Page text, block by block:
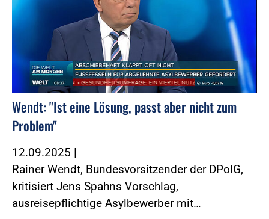
Wendt: "Ist eine Lösung, passt aber nicht zum
Problem"
12.09.2025 |
Rainer Wendt, Bundesvorsitzender der DPolG,
kritisiert Jens Spahns Vorschlag,
ausreisepflichtige Asylbewerber mit…